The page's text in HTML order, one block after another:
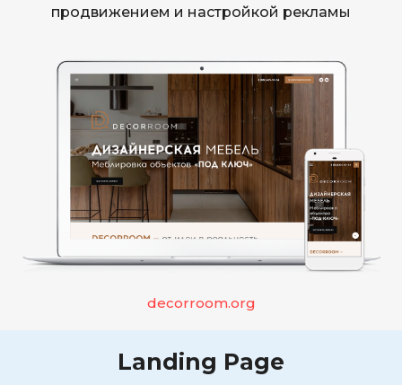
продвижением и настройкой рекламы
decorroom.org
Landing Page